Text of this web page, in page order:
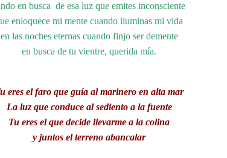
en busca de esa luz que emites inconsciente
enloquece mi mente cuando iluminas mi vida
en las noches eternas cuando finjo ser demente
en busca de tu vientre, querida mía.
eres el faro que guía al marinero en alta mar
La luz que conduce al sediento a la fuente
Tu eres el que decide llevarme a la colina
y juntos el terreno abancalar